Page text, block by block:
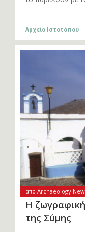
Αρχείο Ιστοτόπου
από Archaeology
Η
της Σύμης